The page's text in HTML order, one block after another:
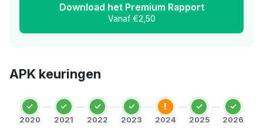
Download het Premium Rapport
Vanaf €2,50
APK keuringen
2020 2021 2022 2023
!
2024 2025 2026